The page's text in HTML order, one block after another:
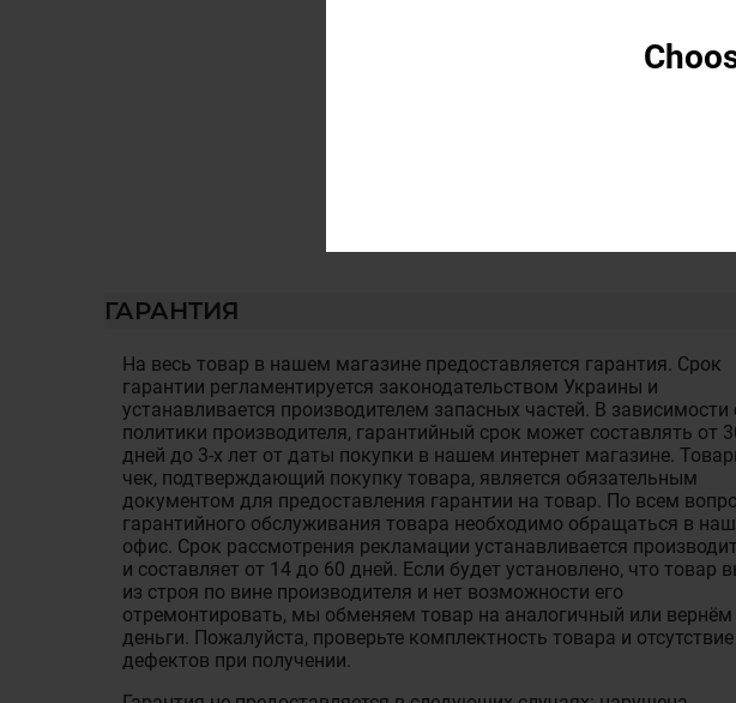
ГАРАНТИЯ
На весь товар в нашем магазине предоставляется гарантия. Срок
гарантии регламентируется законодательством Украины и
устанавливается производителем запасных частей. В зависимости
политики производителя, гарантийный срок может составлять от
дней до 3-х лет от даты покупки в нашем интернет магазине.
чек, подтверждающий покупку товара, является обязательным
документом для предоставления гарантии на товар. По всем
гарантийного обслуживания товара необходимо обращаться в наш
офис. Срок рассмотрения рекламации устанавливается
и составляет от 14 до 60 дней. Если будет установлено, что товар
из строя по вине производителя и нет возможности его
отремонтировать, мы обменяем товар на аналогичный или вернём
деньги. Пожалуйста, проверьте комплектность товара и отсутствие
дефектов при получении.